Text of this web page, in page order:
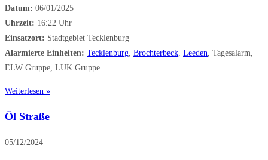
Datum: 06/01/2025
Uhrzeit: 16:22 Uhr
Einsatzort: Stadtgebiet Tecklenburg
Alarmierte Einheiten: Tecklenburg, Brochterbeck, Leeden, Tagesalarm,
ELW Gruppe, LUK Gruppe
Weiterlesen »
Öl Straße
05/12/2024